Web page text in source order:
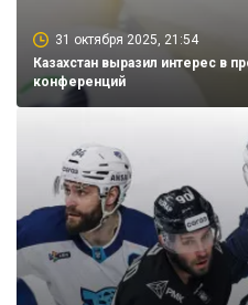
31 октября 2025, 21:54
Казахстан выразил интерес в
конференций